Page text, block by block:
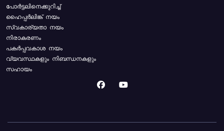
പോര്‍ട്ടലിനെക്കുറിച്ച്
ഹൈപ്പർലിങ്ക് നയം
സ്വകാര്യതാ നയം
നിരാകരണം
പകർപ്പവകാശ നയം
വ്യവസ്ഥകളും നിബന്ധനകളും
സഹായം